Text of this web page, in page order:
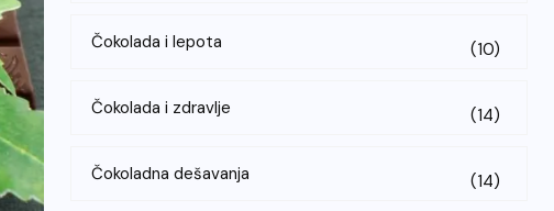
Čokolada i lepota (10)
Čokolada i zdravlje (14)
Čokoladna dešavanja (14)